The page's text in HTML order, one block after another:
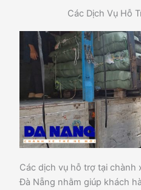
Các Dịch Vụ Hỗ
Các dịch vụ hỗ trợ tại chành
Đà Nẵng nhằm giúp khách